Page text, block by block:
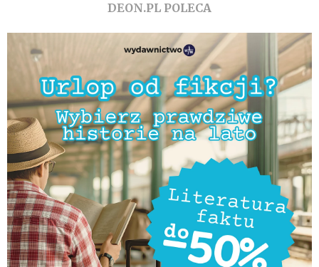
DEON.PL POLECA